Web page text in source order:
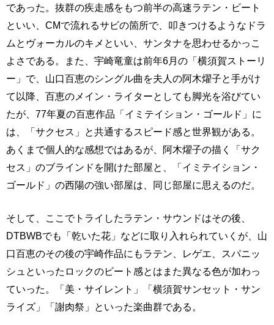
であった。抜群の疾走感をもつ前半の高速ラテン・ビート
といい、CMで流れるサビの箇所で、叩きつけるようなドラ
ムとヴォーカルのキメといい、サンタナを思わせるかっこ
よさである。また、宇崎竜童は前年6月の「横須賀ストーリ
ー」で、山口百恵のシングル曲を夫人の阿木燿子と手がけ
て以降、百恵のメイン・ライターとしても脚光を浴びてい
たが、77年夏の百恵作品「イミテイション・ゴールド」に
は、「サクセス」と共通するスピード感と世界観がある。
あくまで個人的な感想ではあるが、阿木燿子の描く「サク
セス」のブラインドを開けた部屋と、「イミテイション・
ゴールド」の西陽の強い部屋は、同じ部屋に思えるのだ。
そして、ここでトライしたラテン・サウンドはその後、
DTBWBでも「乾いた花」などに取り入れられていくが、山
口百恵のその後の宇崎作品にもラテン、レゲエ、スパニッ
シュといったロックのビート感とはまた異なる色が加わっ
ていった。「美・サイレント」「横須賀サンセット・サン
ライズ」「謝肉祭」といった楽曲群である。